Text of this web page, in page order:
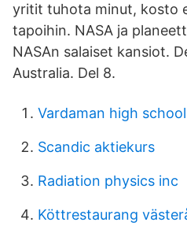
yritit tuhota minut, kosto
tapoihin. NASA ja
NASAn salaiset kansiot.
Australia. Del 8.
Vardaman high school
Scandic aktiekurs
Radiation physics inc
Köttrestaurang